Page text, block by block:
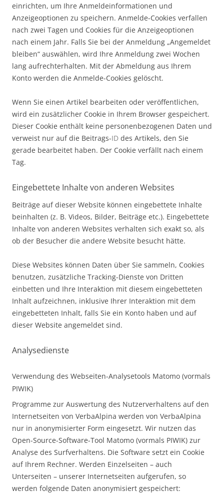
einrichten, um Ihre Anmeldeinformationen und
Anzeigeoptionen zu speichern. Anmelde-Cookies verfallen
nach zwei Tagen und Cookies für die Anzeigeoptionen
nach einem Jahr. Falls Sie bei der Anmeldung „Angemeldet
bleiben“ auswählen, wird Ihre Anmeldung zwei Wochen
lang aufrechterhalten. Mit der Abmeldung aus Ihrem
Konto werden die Anmelde-Cookies gelöscht.
Wenn Sie einen Artikel bearbeiten oder veröffentlichen,
wird ein zusätzlicher Cookie in Ihrem Browser gespeichert.
Dieser Cookie enthält keine personenbezogenen Daten und
verweist nur auf die Beitrags-ID des Artikels, den Sie
gerade bearbeitet haben. Der Cookie verfällt nach einem
Tag.
Eingebettete Inhalte von anderen Websites
Beiträge auf dieser Website können eingebettete Inhalte
beinhalten (z. B. Videos, Bilder, Beiträge etc.). Eingebettete
Inhalte von anderen Websites verhalten sich exakt so, als
ob der Besucher die andere Website besucht hätte.
Diese Websites können Daten über Sie sammeln, Cookies
benutzen, zusätzliche Tracking-Dienste von Dritten
einbetten und Ihre Interaktion mit diesem eingebetteten
Inhalt aufzeichnen, inklusive Ihrer Interaktion mit dem
eingebetteten Inhalt, falls Sie ein Konto haben und auf
dieser Website angemeldet sind.
Analysedienste
Verwendung des Webseiten-Analysetools Matomo (vormals
PIWIK)
Programme zur Auswertung des Nutzerverhaltens auf den
Internetseiten von VerbaAlpina werden von VerbaAlpina
nur in anonymisierter Form eingesetzt. Wir nutzen das
Open-Source-Software-Tool Matomo (vormals PIWIK) zur
Analyse des Surfverhaltens. Die Software setzt ein Cookie
auf Ihrem Rechner. Werden Einzelseiten – auch
Unterseiten – unserer Internetseiten aufgerufen, so
werden folgende Daten anonymisiert gespeichert: